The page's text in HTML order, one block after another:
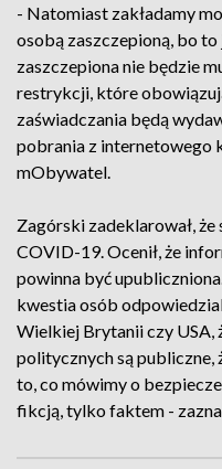
- Natomiast zakładamy
osobą zaszczepioną, bo
zaszczepiona nie będzie
restrykcji, które
zaświadczania będą
pobrania z internetowego
mObywatel.
Zagórski zadeklarował,
COVID-19. Ocenił, że
powinna być
kwestia osób
Wielkiej Brytanii czy USA,
politycznych są publiczne,
to, co mówimy o
fikcją, tylko faktem -